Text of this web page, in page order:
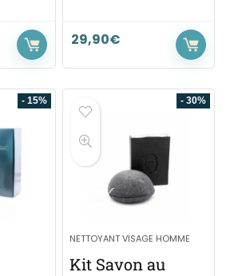
29,90€
- 15% - 30%
NETTOYANT VISAGE HOMME
Kit Savon au